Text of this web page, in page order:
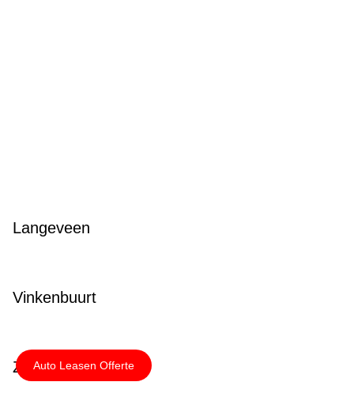
Langeveen
Vinkenbuurt
Zuidlaarderveen
Auto Leasen Offerte